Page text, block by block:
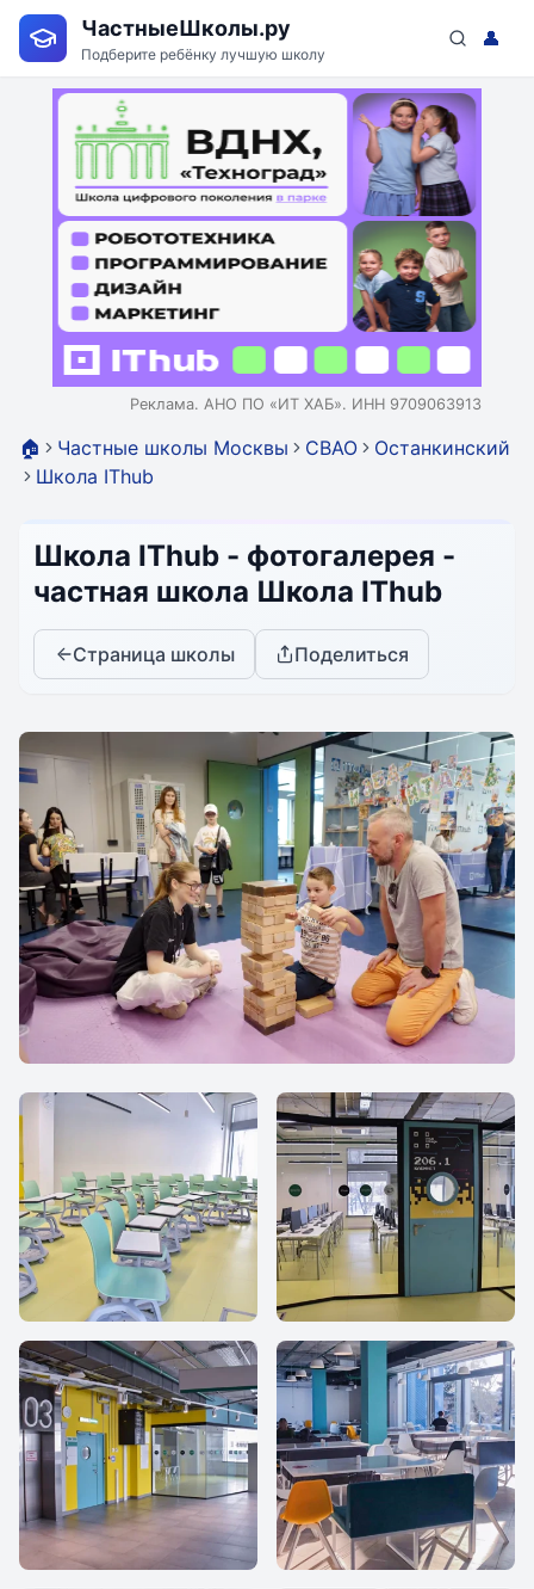
ЧастныеШколы.ру
Подберите ребёнку лучшую школу
👤
Реклама. АНО ПО «ИТ ХАБ». ИНН 9709063913
🏠 Частные школы Москвы СВАО
Останкинский
Школа IThub
Школа IThub - фотогалерея -
частная школа Школа IThub
Страница школы Поделиться
IThub school iHub school